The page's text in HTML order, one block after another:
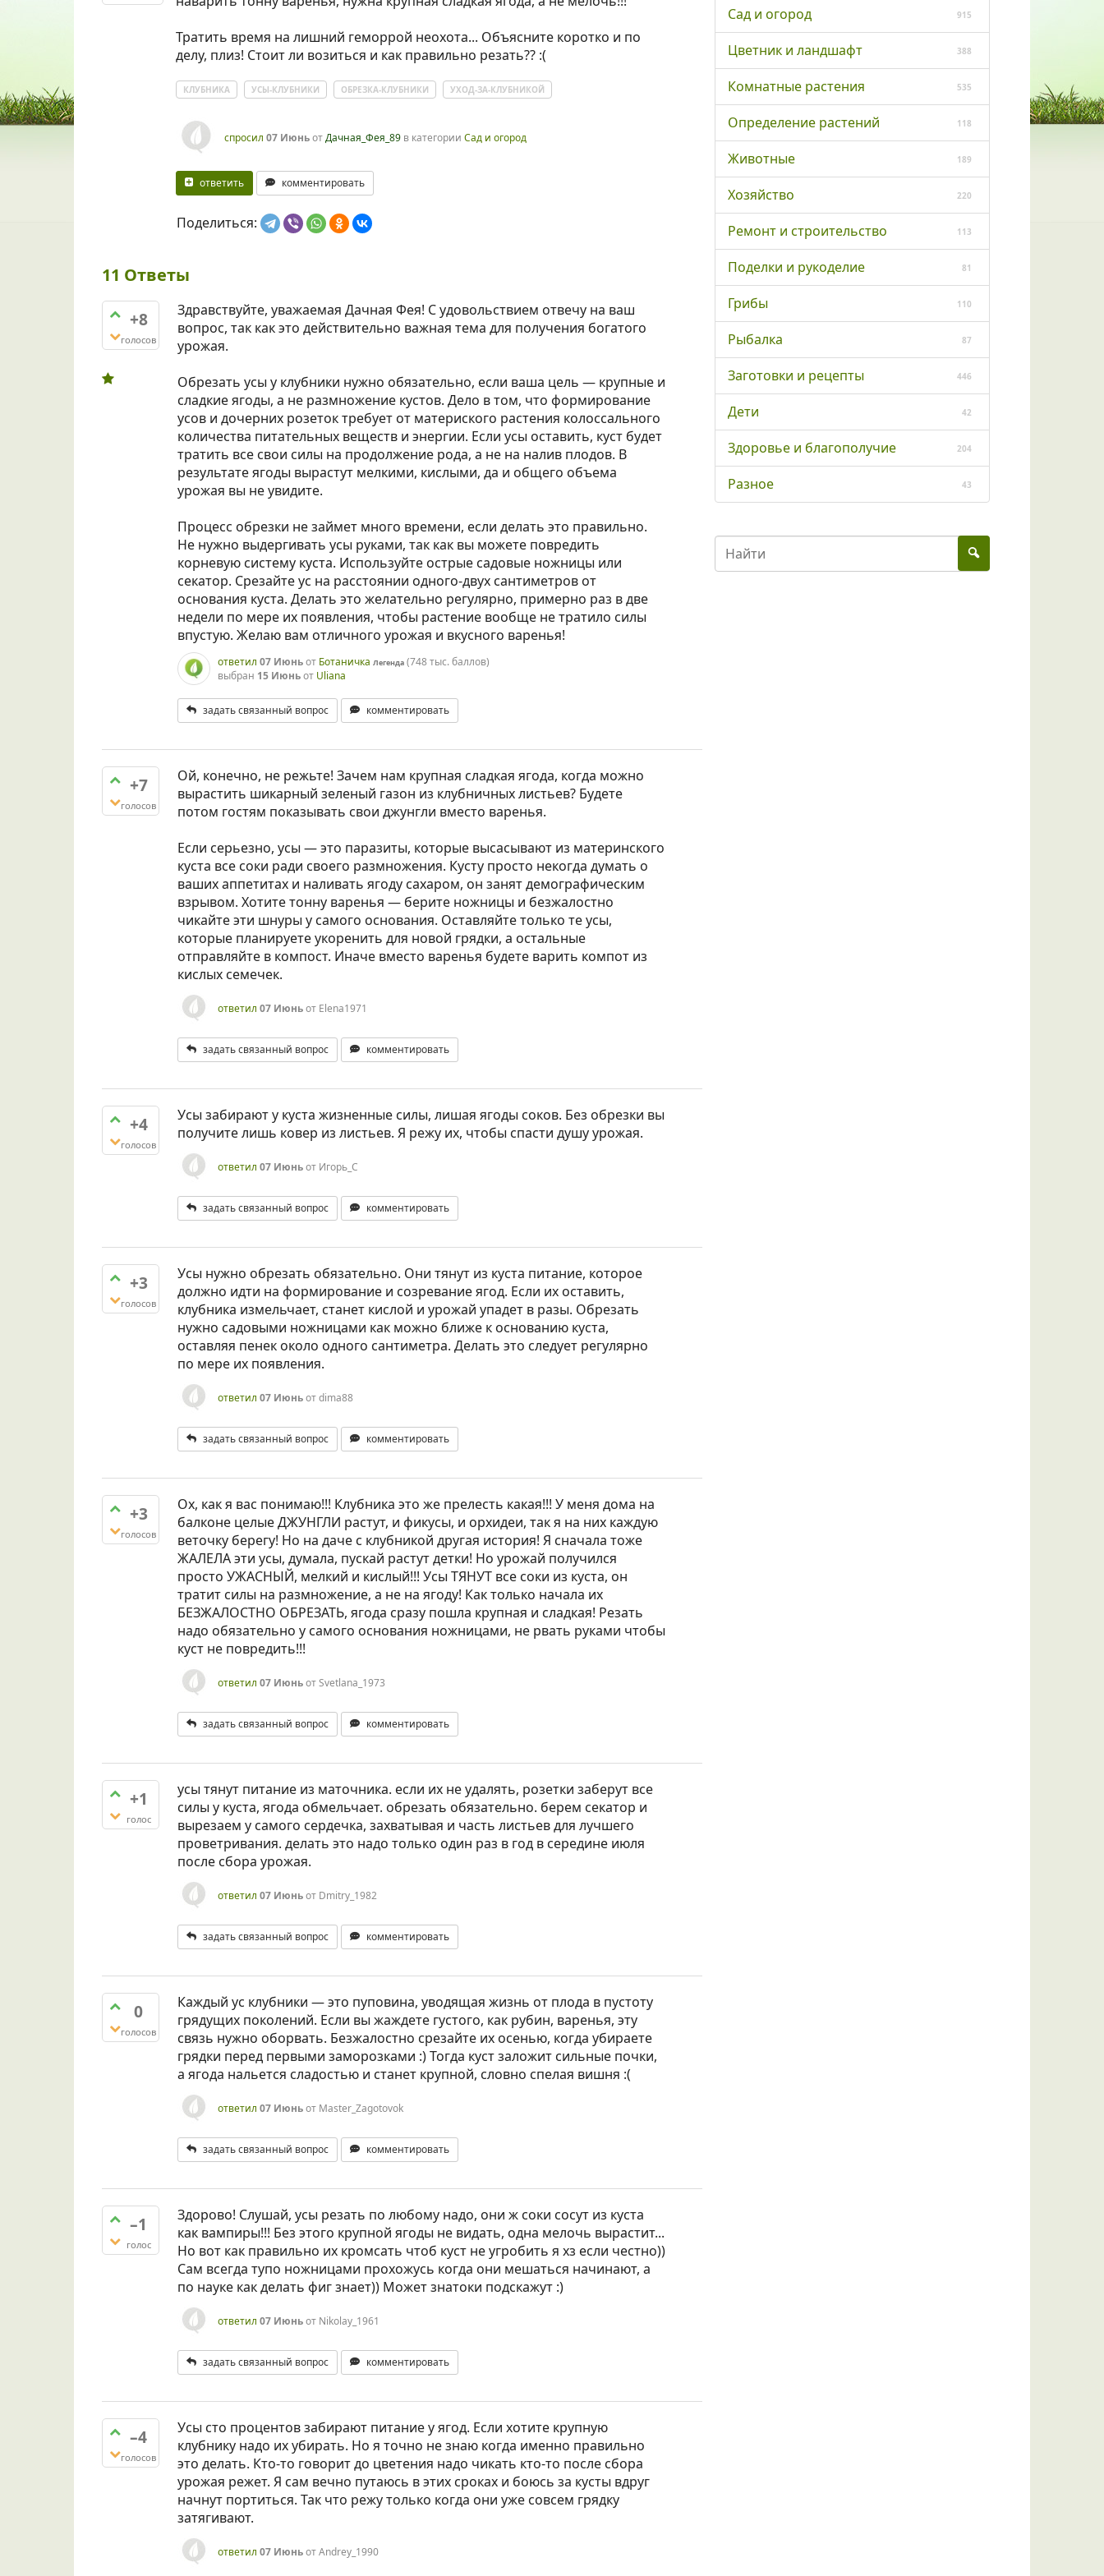
Тратить время на лишний геморрой неохота... Объясните коротко и по
делу, плиз! Стоит ли возиться и как правильно резать?? :(
КЛУБНИКА УСЫ-КЛУБНИКИ ОБРЕЗКА-КЛУБНИКИ УХОД-ЗА-КЛУБНИКОЙ
спросил 07 ИюньотДачная_Фея_89 в категории Сад и огород
ответить комментировать
Поделиться:
11 Ответы
+8
голосов
Здравствуйте, уважаемая Дачная Фея! С удовольствием отвечу на ваш
вопрос, так как это действительно важная тема для получения богатого
урожая.
Обрезать усы у клубники нужно обязательно, если ваша цель — крупные и
сладкие ягоды, а не размножение кустов. Дело в том, что формирование
усов и дочерних розеток требует от материского растения колоссального
количества питательных веществ и энергии. Если усы оставить, куст будет
тратить все свои силы на продолжение рода, а не на налив плодов. В
результате ягоды вырастут мелкими, кислыми, да и общего объема
урожая вы не увидите.
Процесс обрезки не займет много времени, если делать это правильно.
Не нужно выдергивать усы руками, так как вы можете повредить
корневую систему куста. Используйте острые садовые ножницы или
секатор. Срезайте ус на расстоянии одного-двух сантиметров от
основания куста. Делать это желательно регулярно, примерно раз в две
недели по мере их появления, чтобы растение вообще не тратило силы
впустую. Желаю вам отличного урожая и вкусного варенья!
ответил 07 Июньот Ботаничка Легенда (748 тыс.баллов)
выбран 15 Июньот Uliana
задать связанный вопрос комментировать
+7
голосов
Ой, конечно, не режьте! Зачем нам крупная сладкая ягода, когда можно
вырастить шикарный зеленый газон из клубничных листьев? Будете
потом гостям показывать свои джунгли вместо варенья.
Если серьезно, усы — это паразиты, которые высасывают из материнского
куста все соки ради своего размножения. Кусту просто некогда думать о
ваших аппетитах и наливать ягоду сахаром, он занят демографическим
взрывом. Хотите тонну варенья — берите ножницы и безжалостно
чикайте эти шнуры у самого основания. Оставляйте только те усы,
которые планируете укоренить для новой грядки, а остальные
отправляйте в компост. Иначе вместо варенья будете варить компот из
кислых семечек.
ответил 07 Июньот Elena1971
задать связанный вопрос комментировать
+4
голосов
Усы забирают у куста жизненные силы, лишая ягоды соков. Без обрезки вы
получите лишь ковер из листьев. Я режу их, чтобы спасти душу урожая.
ответил 07 Июньот Игорь_С
задать связанный вопрос комментировать
+3
голосов
Усы нужно обрезать обязательно. Они тянут из куста питание, которое
должно идти на формирование и созревание ягод. Если их оставить,
клубника измельчает, станет кислой и урожай упадет в разы. Обрезать
нужно садовыми ножницами как можно ближе к основанию куста,
оставляя пенек около одного сантиметра. Делать это следует регулярно
по мере их появления.
ответил 07 Июньотdima88
задать связанный вопрос комментировать
+3
голосов
Ох, как я вас понимаю!!! Клубника это же прелесть какая!!! У меня дома на
балконе целые ДЖУНГЛИ растут, и фикусы, и орхидеи, так я на них каждую
веточку берегу! Но на даче с клубникой другая история! Я сначала тоже
ЖАЛЕЛА эти усы, думала, пускай растут детки! Но урожай получился
просто УЖАСНЫЙ, мелкий и кислый!!! Усы ТЯНУТ все соки из куста, он
тратит силы на размножение, а не на ягоду! Как только начала их
БЕЗЖАЛОСТНО ОБРЕЗАТЬ, ягода сразу пошла крупная и сладкая! Резать
надо обязательно у самого основания ножницами, не рвать руками чтобы
куст не повредить!!!
ответил 07 ИюньотSvetlana_1973
задать связанный вопрос комментировать
+1
голос
усы тянут питание из маточника. если их не удалять, розетки заберут все
силы у куста, ягода обмельчает. обрезать обязательно. берем секатор и
вырезаем у самого сердечка, захватывая и часть листьев для лучшего
проветривания. делать это надо только один раз в год в середине июля
после сбора урожая.
ответил 07 Июньот Dmitry_1982
задать связанный вопрос комментировать
0
голосов
Каждый ус клубники — это пуповина, уводящая жизнь от плода в пустоту
грядущих поколений. Если вы жаждете густого, как рубин, варенья, эту
связь нужно оборвать. Безжалостно срезайте их осенью, когда убираете
грядки перед первыми заморозками :) Тогда куст заложит сильные почки,
а ягода нальется сладостью и станет крупной, словно спелая вишня :(
ответил 07 Июньот Master_Zagotovok
задать связанный вопрос комментировать
–1
голос
Здорово! Слушай, усы резать по любому надо, они ж соки сосут из куста
как вампиры!!! Без этого крупной ягоды не видать, одна мелочь вырастит...
Но вот как правильно их кромсать чтоб куст не угробить я хз если честно))
Сам всегда тупо ножницами прохожусь когда они мешаться начинают, а
по науке как делать фиг знает)) Может знатоки подскажут :)
ответил 07 Июньот Nikolay_1961
задать связанный вопрос комментировать
–4
голосов
Усы сто процентов забирают питание у ягод. Если хотите крупную
клубнику надо их убирать. Но я точно не знаю когда именно правильно
это делать. Кто-то говорит до цветения надо чикать кто-то после сбора
урожая режет. Я сам вечно путаюсь в этих сроках и боюсь за кусты вдруг
начнут портиться. Так что режу только когда они уже совсем грядку
затягивают.
ответил 07 ИюньотAndrey_1990
Сад и огород 915
Цветник и ландшафт 388
Комнатные растения 535
Определение растений 118
Животные 189
Хозяйство 220
Ремонт и строительство 113
Поделки и рукоделие 81
Грибы 110
Рыбалка 87
Заготовки и рецепты 446
Дети 42
Здоровье и благополучие 204
Разное 43